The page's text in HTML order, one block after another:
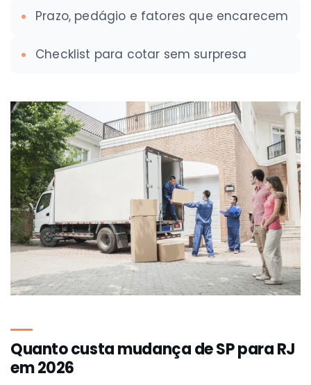
Prazo, pedágio e fatores que encarecem
Checklist para cotar sem surpresa
Quanto custa mudança de SP para RJ
em 2026